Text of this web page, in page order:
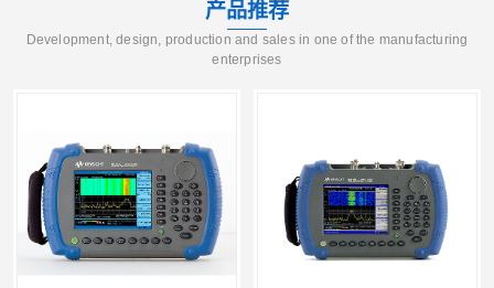
产品推荐
Development, design, production and sales in one of the manufacturing
enterprises